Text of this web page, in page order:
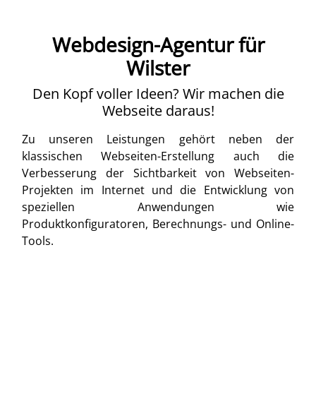
Webdesign-Agentur für
Wilster
Den Kopf voller Ideen? Wir machen die
Webseite daraus!
Zu unseren Leistungen gehört neben der
klassischen Webseiten-Erstellung auch die
Verbesserung der Sichtbarkeit von Webseiten-
Projekten im Internet und die Entwicklung von
speziellen Anwendungen wie
Produktkonfiguratoren, Berechnungs- und Online-
Tools.